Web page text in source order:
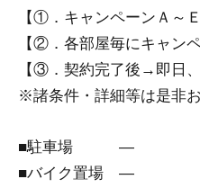
【①．キャンペーンＡ～
【②．各部屋毎にキャン
【③．契約完了後→即日
※諸条件・詳細等は是非
■駐車場 ―
■バイク置場 ―